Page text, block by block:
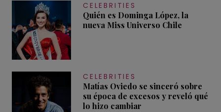
CELEBRITIES
Quién es Dominga López, la
nueva Miss Universo Chile
CELEBRITIES
Matías Oviedo se sinceró sobre
su época de excesos y reveló qué
lo hizo cambiar